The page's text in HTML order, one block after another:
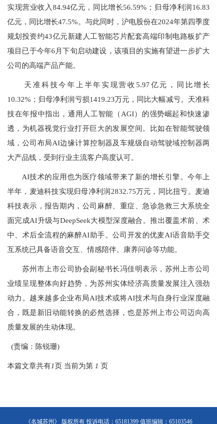
实现营业收入84.94亿元，同比增长56.59%；归母净利润16.83
亿元，同比增长47.5%。与此同时，沪电股份在2024年第四季度
规划投资约43亿元新建人工智能芯片配套高端印制电路板扩产
项目已于今年6月下旬启动建设，该项目的实施有望进一步扩大
公司的高端产品产能。
天准科技今年上半年实现营收5.97亿元，同比增长
10.32%；归母净利润亏损1419.23万元，同比大幅减亏。天准科
技在年报中指出，通用人工智能（AGI）的强势崛起和快速渗
透，为机器视觉行业打开巨大的发展空间。比如在智能驾驶领
域，公司布局AI边缘计算控制器及车规级自动驾驶域控制器两
大产品线，受到行业主流客户高度认可。
AI技术的应用也为医疗领域带来了新的增长引擎。今年上
半年，麦迪科技实现归母净利润2832.75万元，同比扭亏。麦迪
科技表示，报告期内，公司麻醉、重症、急诊急救三大系统全
面完成AI升级与DeepSeek大模型深度融合。推出覆盖术前、术
中、术后全流程的麻醉AI助手。公司开发的优麦AI语音助手交
互系统已具备语音交互、情感陪伴、康养问诊等功能。
苏州市上市公司协会副秘书长冯佳明表示，苏州上市公司
业绩呈现整体向好趋势，为苏州实体经济高质量发展注入强劲
动力。越来越多企业布局AI技术或将AI技术与自身行业深度融
合，既是新旧动能转换的必然选择，也是苏州上市公司迈向高
质量发展的生动体现。
(责编：陈锐珊)
本篇文章共有1页 当前为第 1 页
《名城苏州》 版权所有 投诉电话：65181399 值班编辑：65103546